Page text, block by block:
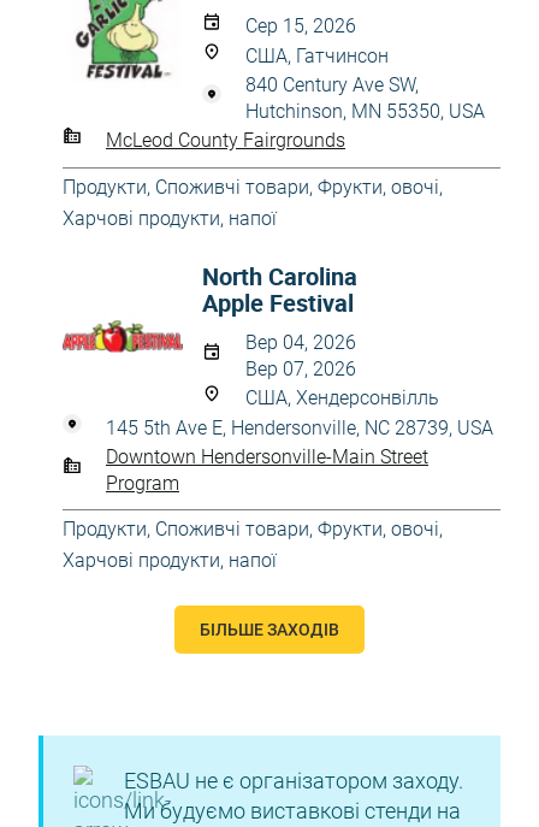
Сер 15, 2026
США, Гатчинсон
840 Century Ave SW,
Hutchinson, MN 55350, USA
McLeod County Fairgrounds
Продукти, Споживчі товари, Фрукти, овочі,
Харчові продукти, напої
North Carolina
Apple Festival
Вер 04, 2026
Вер 07, 2026
США, Хендерсонвілль
145 5th Ave E, Hendersonville, NC 28739, USA
Downtown Hendersonville-Main Street
Program
Продукти, Споживчі товари, Фрукти, овочі,
Харчові продукти, напої
БІЛЬШЕ ЗАХОДІВ
ESBAU не є організатором заходу.
Ми будуємо виставкові стенди на